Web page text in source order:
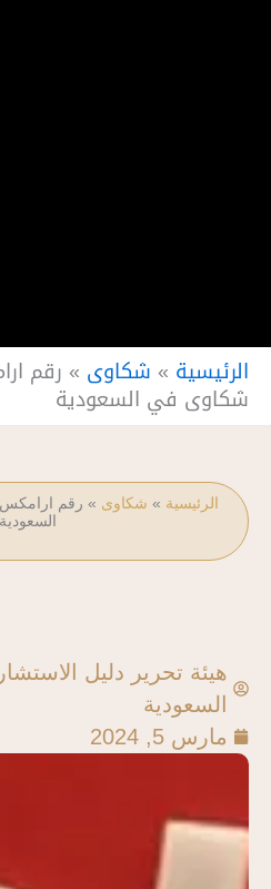
الرئيسية » شكاوى » رقم
شكاوى في السعودية
الرئيسية » شكاوى » رقم
السعودية
هيئة تحرير دليل
السعودية
مارس 5, 2024